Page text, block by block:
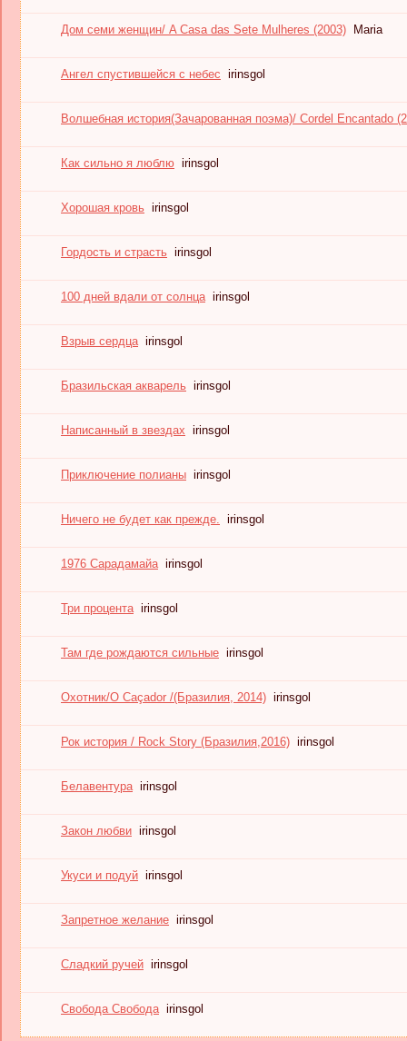
Дом семи женщин/ A Casa das Sete Mulheres (2003) Maria
Ангел спустившейся с небес irinsgol
Волшебная история(Зачарованная поэма)/ Cordel Encantado
Как сильно я люблю irinsgol
Хорошая кровь irinsgol
Гордость и страсть irinsgol
100 дней вдали от солнца irinsgol
Взрыв сердца irinsgol
Бразильская акварель irinsgol
Написанный в звездах irinsgol
Приключение полианы irinsgol
Ничего не будет как прежде. irinsgol
1976 Сарадамайа irinsgol
Три процента irinsgol
Там где рождаются сильные irinsgol
Охотник/O Caçador /(Бразилия, 2014) irinsgol
Рок история / Rock Story (Бразилия,2016) irinsgol
Белавентура irinsgol
Закон любви irinsgol
Укуси и подуй irinsgol
Запретное желание irinsgol
Сладкий ручей irinsgol
Свобода Свобода irinsgol